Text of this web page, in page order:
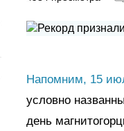
Напомним, 15
условно
день